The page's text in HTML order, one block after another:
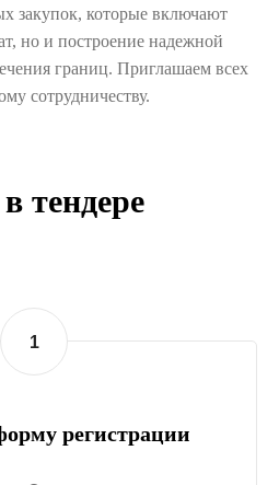
закупок, которые включают
но и построение надежной
границ. Приглашаем всех
сотрудничеству.
тендере
1
регистрации